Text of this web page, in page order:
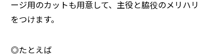
ージ用のカットも用意して、主役と脇役のメリハリ
をつけます。
◎たとえば